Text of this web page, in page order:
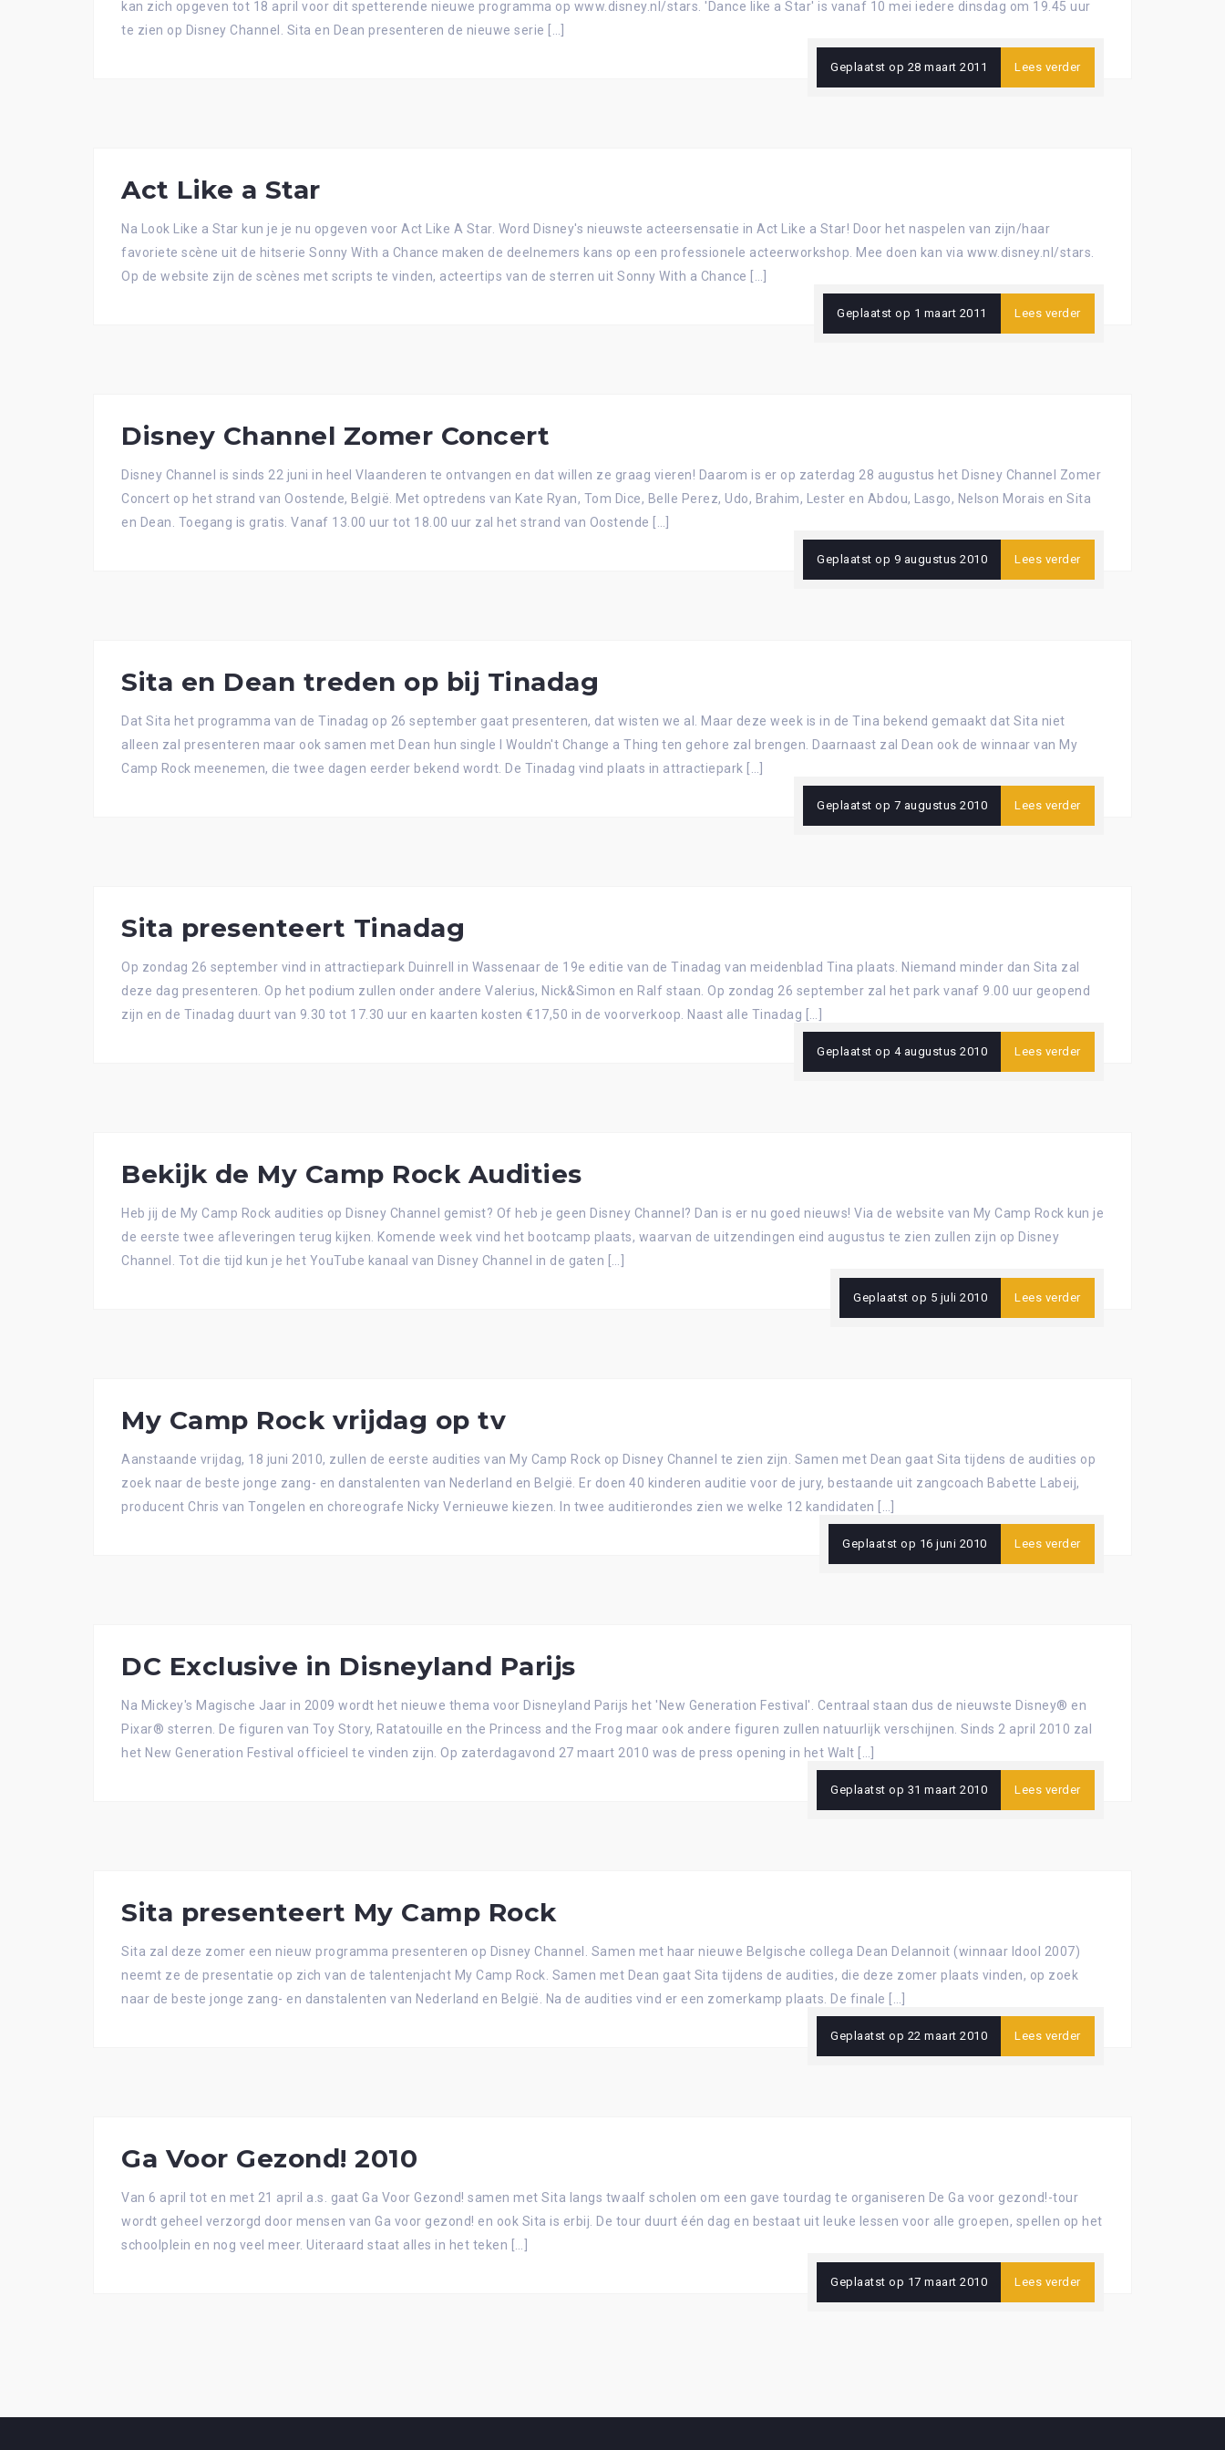
kan zich opgeven tot 18 april voor dit spetterende nieuwe programma op www.disney.nl/stars. 'Dance like a Star' is vanaf 10 mei iedere dinsdag om 19.45 uur
te zien op Disney Channel. Sita en Dean presenteren de nieuwe serie […]
Geplaatst op 28 maart 2011 Lees verder
Act Like a Star
Na Look Like a Star kun je je nu opgeven voor Act Like A Star. Word Disney's nieuwste acteersensatie in Act Like a Star! Door het naspelen van zijn/haar
favoriete scène uit de hitserie Sonny With a Chance maken de deelnemers kans op een professionele acteerworkshop. Mee doen kan via www.disney.nl/stars.
Op de website zijn de scènes met scripts te vinden, acteertips van de sterren uit Sonny With a Chance […]
Geplaatst op 1 maart 2011 Lees verder
Disney Channel Zomer Concert
Disney Channel is sinds 22 juni in heel Vlaanderen te ontvangen en dat willen ze graag vieren! Daarom is er op zaterdag 28 augustus het Disney Channel Zomer
Concert op het strand van Oostende, België. Met optredens van Kate Ryan, Tom Dice, Belle Perez, Udo, Brahim, Lester en Abdou, Lasgo, Nelson Morais en Sita
en Dean. Toegang is gratis. Vanaf 13.00 uur tot 18.00 uur zal het strand van Oostende […]
Geplaatst op 9 augustus 2010 Lees verder
Sita en Dean treden op bij Tinadag
Dat Sita het programma van de Tinadag op 26 september gaat presenteren, dat wisten we al. Maar deze week is in de Tina bekend gemaakt dat Sita niet
alleen zal presenteren maar ook samen met Dean hun single I Wouldn't Change a Thing ten gehore zal brengen. Daarnaast zal Dean ook de winnaar van My
Camp Rock meenemen, die twee dagen eerder bekend wordt. De Tinadag vind plaats in attractiepark […]
Geplaatst op 7 augustus 2010 Lees verder
Sita presenteert Tinadag
Op zondag 26 september vind in attractiepark Duinrell in Wassenaar de 19e editie van de Tinadag van meidenblad Tina plaats. Niemand minder dan Sita zal
deze dag presenteren. Op het podium zullen onder andere Valerius, Nick&Simon en Ralf staan. Op zondag 26 september zal het park vanaf 9.00 uur geopend
zijn en de Tinadag duurt van 9.30 tot 17.30 uur en kaarten kosten €17,50 in de voorverkoop. Naast alle Tinadag […]
Geplaatst op 4 augustus 2010 Lees verder
Bekijk de My Camp Rock Audities
Heb jij de My Camp Rock audities op Disney Channel gemist? Of heb je geen Disney Channel? Dan is er nu goed nieuws! Via de website van My Camp Rock kun je
de eerste twee afleveringen terug kijken. Komende week vind het bootcamp plaats, waarvan de uitzendingen eind augustus te zien zullen zijn op Disney
Channel. Tot die tijd kun je het YouTube kanaal van Disney Channel in de gaten […]
Geplaatst op 5 juli 2010 Lees verder
My Camp Rock vrijdag op tv
Aanstaande vrijdag, 18 juni 2010, zullen de eerste audities van My Camp Rock op Disney Channel te zien zijn. Samen met Dean gaat Sita tijdens de audities op
zoek naar de beste jonge zang- en danstalenten van Nederland en België. Er doen 40 kinderen auditie voor de jury, bestaande uit zangcoach Babette Labeij,
producent Chris van Tongelen en choreografe Nicky Vernieuwe kiezen. In twee auditierondes zien we welke 12 kandidaten […]
Geplaatst op 16 juni 2010 Lees verder
DC Exclusive in Disneyland Parijs
Na Mickey's Magische Jaar in 2009 wordt het nieuwe thema voor Disneyland Parijs het 'New Generation Festival'. Centraal staan dus de nieuwste Disney® en
Pixar® sterren. De figuren van Toy Story, Ratatouille en the Princess and the Frog maar ook andere figuren zullen natuurlijk verschijnen. Sinds 2 april 2010 zal
het New Generation Festival officieel te vinden zijn. Op zaterdagavond 27 maart 2010 was de press opening in het Walt […]
Geplaatst op 31 maart 2010 Lees verder
Sita presenteert My Camp Rock
Sita zal deze zomer een nieuw programma presenteren op Disney Channel. Samen met haar nieuwe Belgische collega Dean Delannoit (winnaar Idool 2007)
neemt ze de presentatie op zich van de talentenjacht My Camp Rock. Samen met Dean gaat Sita tijdens de audities, die deze zomer plaats vinden, op zoek
naar de beste jonge zang- en danstalenten van Nederland en België. Na de audities vind er een zomerkamp plaats. De finale […]
Geplaatst op 22 maart 2010 Lees verder
Ga Voor Gezond! 2010
Van 6 april tot en met 21 april a.s. gaat Ga Voor Gezond! samen met Sita langs twaalf scholen om een gave tourdag te organiseren De Ga voor gezond!-tour
wordt geheel verzorgd door mensen van Ga voor gezond! en ook Sita is erbij. De tour duurt één dag en bestaat uit leuke lessen voor alle groepen, spellen op het
schoolplein en nog veel meer. Uiteraard staat alles in het teken […]
Geplaatst op 17 maart 2010 Lees verder